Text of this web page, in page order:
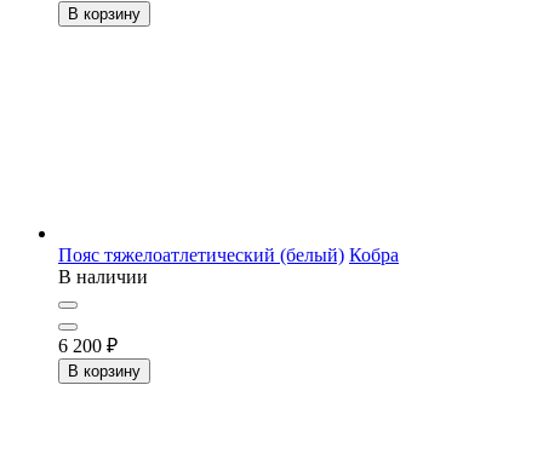
В корзину
Пояс тяжелоатлетический (белый) Кобра
В наличии
6 200 ₽
В корзину